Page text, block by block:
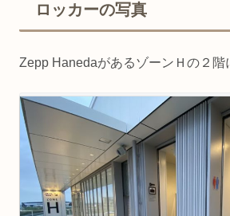
ロッカーの写真
Zepp HanedaがあるゾーンＨの２階